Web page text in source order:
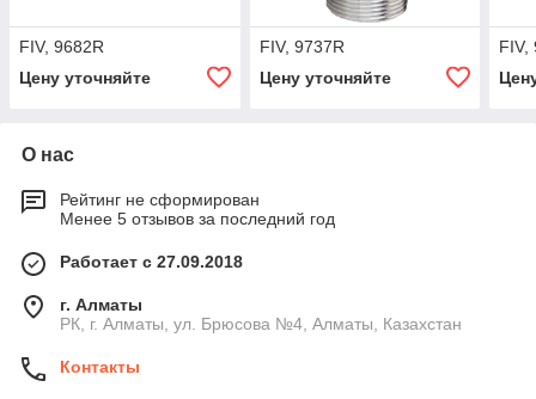
FIV, 9682R
Цену уточняйте
FIV, 9737R
Цену уточняйте
FIV,
О нас
Рейтинг не сформирован
Менее 5 отзывов за последний год
Работает с 27.09.2018
г. Алматы
РК, г. Алматы, ул. Брюсова №4, Алматы, Казахстан
Контакты